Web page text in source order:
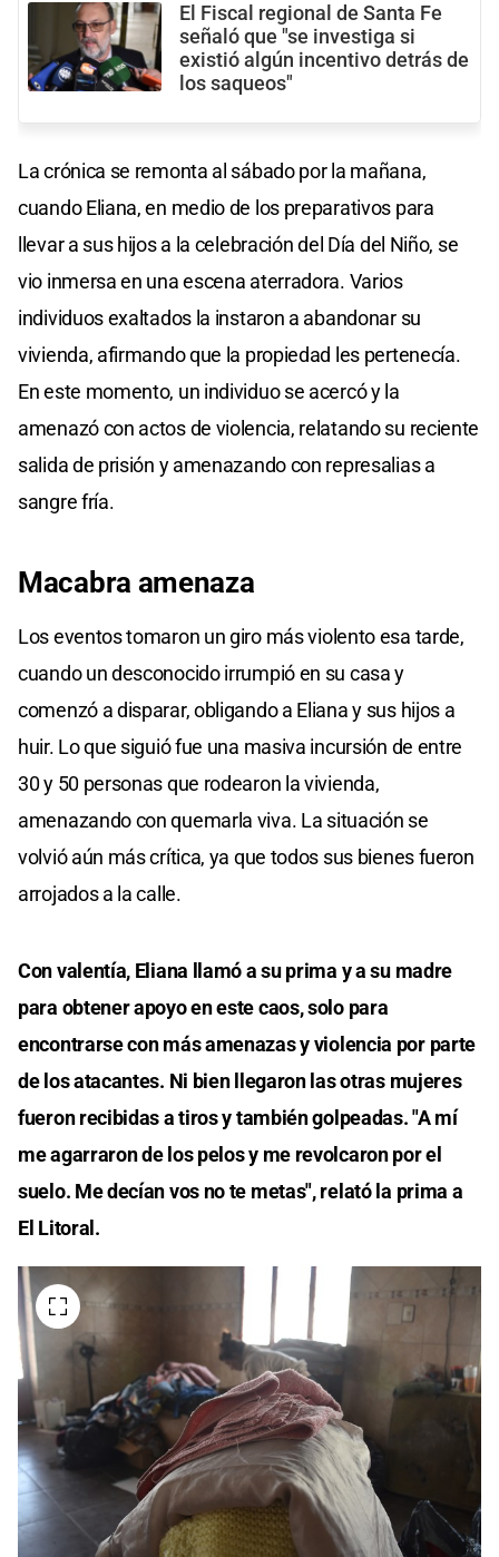
El Fiscal regional de Santa Fe
señaló que "se investiga si
existió algún incentivo detrás de
los saqueos"
La crónica se remonta al sábado por la mañana,
cuando Eliana, en medio de los preparativos para
llevar a sus hijos a la celebración del Día del Niño, se
vio inmersa en una escena aterradora. Varios
individuos exaltados la instaron a abandonar su
vivienda, afirmando que la propiedad les pertenecía.
En este momento, un individuo se acercó y la
amenazó con actos de violencia, relatando su reciente
salida de prisión y amenazando con represalias a
sangre fría.
Macabra amenaza
Los eventos tomaron un giro más violento esa tarde,
cuando un desconocido irrumpió en su casa y
comenzó a disparar, obligando a Eliana y sus hijos a
huir. Lo que siguió fue una masiva incursión de entre
30 y 50 personas que rodearon la vivienda,
amenazando con quemarla viva. La situación se
volvió aún más crítica, ya que todos sus bienes fueron
arrojados a la calle.
Con valentía, Eliana llamó a su prima y a su madre
para obtener apoyo en este caos, solo para
encontrarse con más amenazas y violencia por parte
de los atacantes. Ni bien llegaron las otras mujeres
fueron recibidas a tiros y también golpeadas. "A mí
me agarraron de los pelos y me revolcaron por el
suelo. Me decían vos no te metas", relató la prima a
El Litoral.